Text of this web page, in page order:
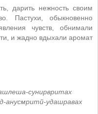
дарить нежность своим
Пастухи, обыкновенно
чувств, обнимали
и жадно вдыхали аромат
сунирвритах
анусмритй-удашравах